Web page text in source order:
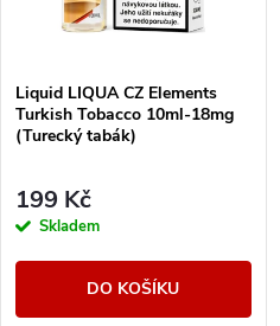
p
r
o
s
p
r
o
Liquid LIQUA CZ Elements
Turkish Tobacco 10ml-18mg
(Turecký tabák)
199 Kč
Skladem
DO KOŠÍKU